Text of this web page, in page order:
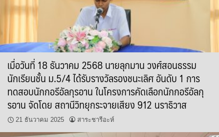
เมื่อวันที่ 18 ธันวาคม 2568 นายลุกมาน วงศ์สอนธรรม
นักเรียนชั้น ม.5/4 ได้รับรางวัลรองชนะเลิศ อันดับ 1 การ
ทดสอบนักกอรีอัลกุรอาน ในโครงการคัดเลือกนักกอรีอัลกุ
รอาน จัดโดย สถานีวิทยุกระจายเสียง 912 นราธิวาส
21 ธันวาคม 2025 สาระชารีอะห์